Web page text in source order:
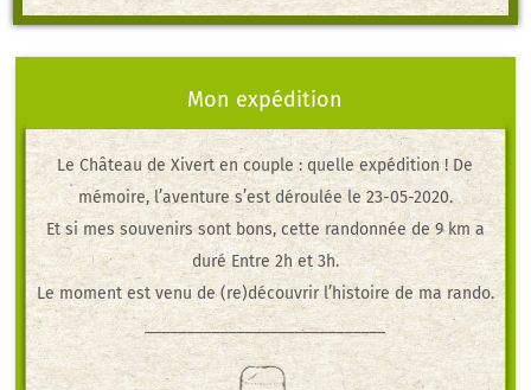
Mon expédition
Le Château de Xiverten couple : quelle expédition ! De
mémoire, l’aventure s’est déroulée le 23-05-2020.
Et si mes souvenirs sont bons, cette randonnée de 9 km a
duré Entre 2h et 3h.
Le moment est venu de (re)découvrir l’histoire de ma rando.
_____________________________